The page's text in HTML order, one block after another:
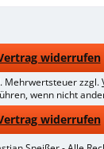
widerrufen
Mehrwertsteuer zzgl.
wenn nicht
widerrufen